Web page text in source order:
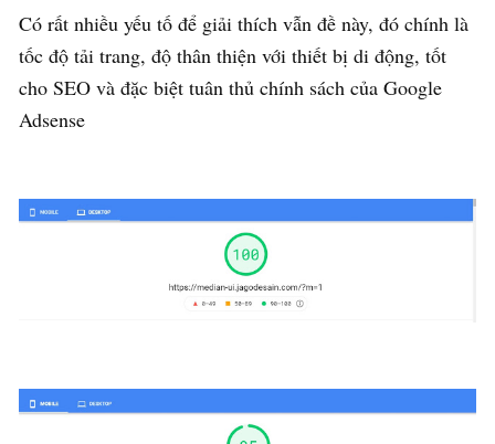
Có rất nhiều yếu tố để giải thích vẫn đề này, đó chính là
tốc độ tải trang, độ thân thiện với thiết bị di động, tốt
cho SEO và đặc biệt tuân thủ chính sách của Google
Adsense